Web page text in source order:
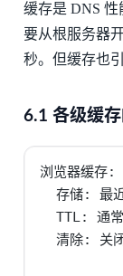
缓存是 DNS
要从根服务器
秒。但缓存也
6.1 各级缓
浏览器缓存:
存储: 最
TTL: 通
清除: 关